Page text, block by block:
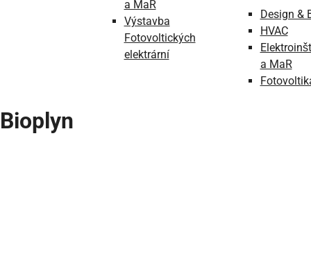
a MaR
Výstavba
Fotovoltických
elektrární
Design &
HVAC
a MaR
Bioplyn